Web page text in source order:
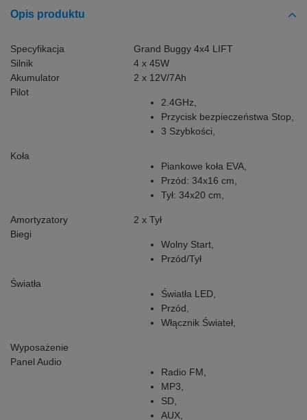
Opis produktu
Specyfikacja
Grand Buggy 4x4 LIFT
Silnik
4 x 45W
Akumulator
2 x 12V/7Ah
Pilot
2.4GHz,
Przycisk bezpieczeństwa Stop,
3 Szybkości,
Koła
Piankowe koła EVA,
Przód: 34x16 cm,
Tył: 34x20 cm,
Amortyzatory
2 x Tył
Biegi
Wolny Start,
Przód/Tył
Światła
Światła LED,
Przód,
Włącznik Świateł,
Wyposażenie
Panel Audio
Radio FM,
MP3,
SD,
AUX,